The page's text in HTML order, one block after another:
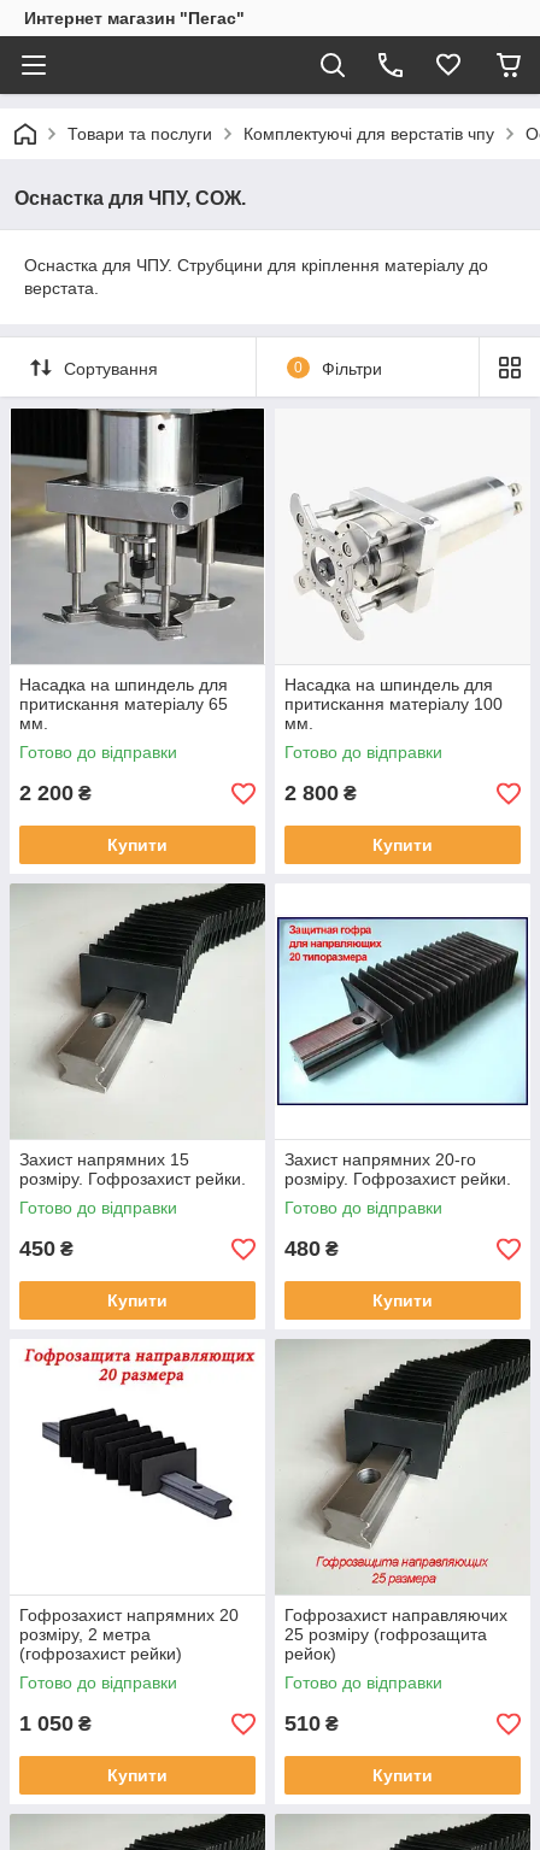
Интернет магазин "Пегас"
Товари та послуги Комплектуючі для верстатів чпу
Оснастка для ЧПУ, СОЖ.
Оснастка для ЧПУ. Струбцини для кріплення матеріалу до
верстата.
Сортування 0 Фільтри
Насадка на шпиндель для
притискання матеріалу 65
мм.
Готово до відправки
2 200 ₴
Купити
Насадка на шпиндель для
притискання матеріалу 100
мм.
Готово до відправки
2 800 ₴
Купити
Захист напрямних 15
розміру. Гофрозахист рейки.
Готово до відправки
450 ₴
Купити
Захист напрямних 20-го
розміру. Гофрозахист рейки.
Готово до відправки
480 ₴
Купити
Гофрозахист напрямних 20
розміру, 2 метра
(гофрозахист рейки)
Готово до відправки
1 050 ₴
Купити
Гофрозахист направляючих
25 розміру (гофрозащита
рейок)
Готово до відправки
510 ₴
Купити